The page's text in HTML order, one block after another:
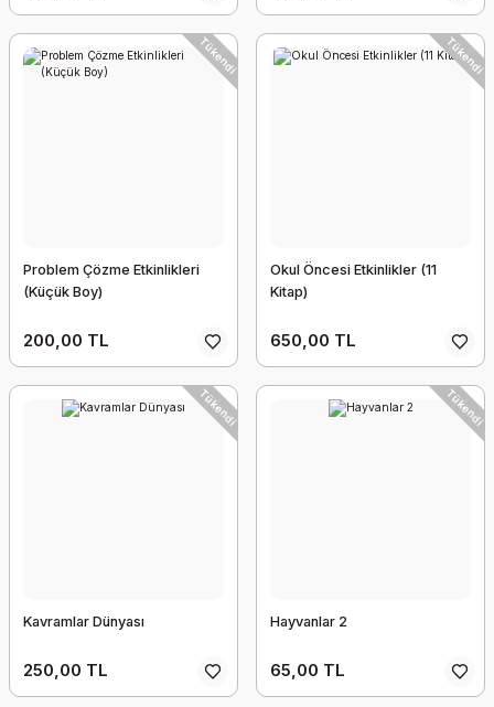
Tükendi
Problem Çözme Etkinlikleri
(Küçük Boy)
200,00 TL
Tükendi
Okul Öncesi Etkinlikler (11
Kitap)
650,00 TL
Tükendi
Kavramlar Dünyası
250,00 TL
Tükendi
Hayvanlar 2
65,00 TL